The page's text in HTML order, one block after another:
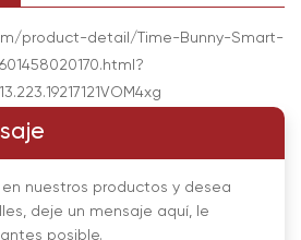
product-detail/Time-Bunny-Smart-
nuestros productos y desea
deje un mensaje aquí, le
posible.